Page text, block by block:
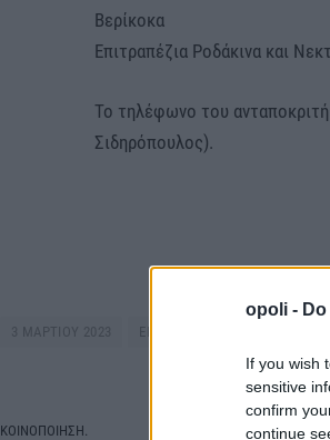
opoli -
If you wish
sensitive
confirm
continue
Βερίκοκα
Επιτραπέζια Ροδάκινα και
Το τηλέφωνο του
Σιδηρόπουλος).
3 ΜΑΡΤΙΟΥ 2023 ΕΓΚΡΙΣΗ ΑΝΑΓΓΕΛΙΩΝ
ΚΟΙΝΟΠΟΙΗΣΗ.